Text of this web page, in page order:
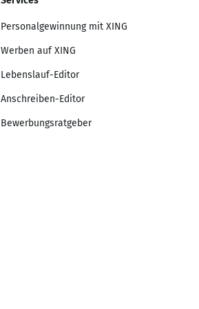
Personalgewinnung mit XING
Werben auf XING
Lebenslauf-Editor
Anschreiben-Editor
Bewerbungsratgeber